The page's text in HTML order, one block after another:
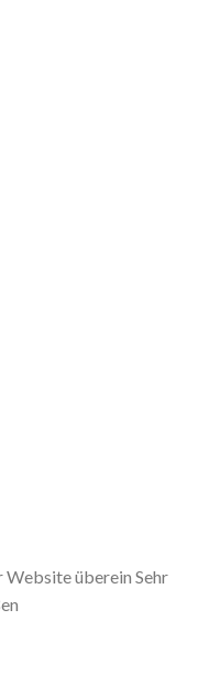
Website überein Sehr